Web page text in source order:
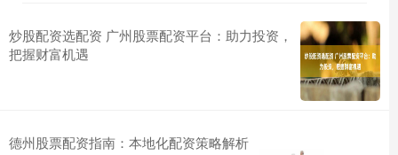
炒股配资选配资 广州股票配资平台：助力投资，
把握财富机遇
德州股票配资指南：本地化配资策略解析